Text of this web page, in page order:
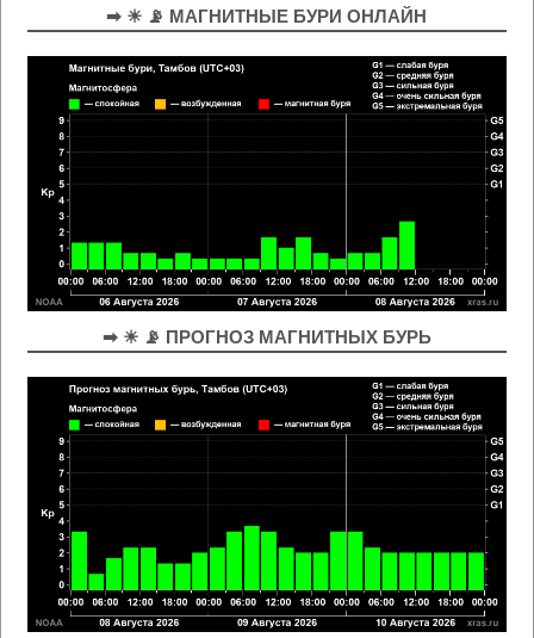
➡ ☀ 📡 МАГНИТНЫЕ БУРИ ОНЛАЙН
➡ ☀ 📡 ПРОГНОЗ МАГНИТНЫХ БУРЬ